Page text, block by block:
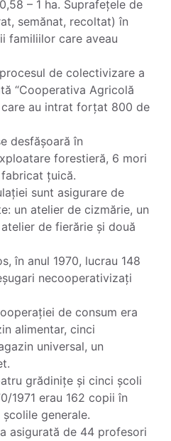
– 1 ha. Suprafețele de
semănat, recoltat) în
familiilor care aveau
de colectivizare a
“Cooperativa Agricolă
care au intrat forțat 800 de
desfășoară în
forestieră, 6 mori
țuică.
sunt asigurare de
un atelier de cizmărie, un
de fierărie și două
în anul 1970, lucrau 148
necooperativizați
de consum era
alimentar, cinci
universal, un
grădinițe și cinci școli
1971 erau 162 copii în
generale.
asigurată de 44 profesori